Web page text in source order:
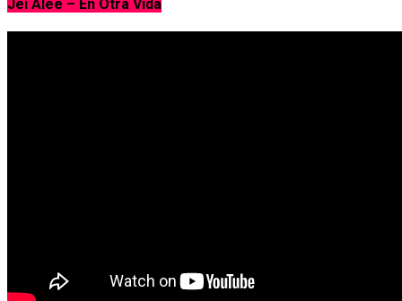
Jei Alee – En Otra Vida